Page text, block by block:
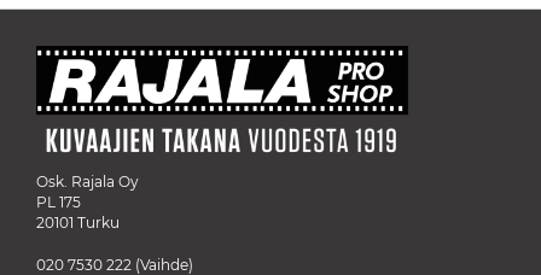
Osk. Rajala Oy
PL 175
20101 Turku
020 7530 222 (Vaihde)